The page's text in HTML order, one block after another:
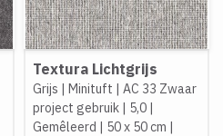
Textura Lichtgrijs
Grijs | Minituft | AC 33 Zwaar
project gebruik | 5,0 |
Gemêleerd | 50 x 50 cm |